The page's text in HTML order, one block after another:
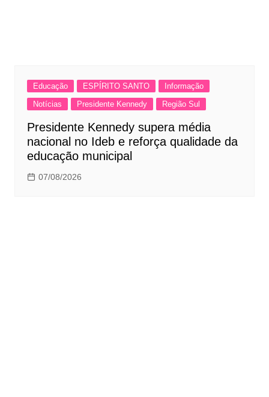
Educação ESPÍRITO SANTO
Informação
Notícias
Presidente Kennedy Região Sul
Presidente Kennedy supera média
nacional no Ideb e reforça qualidade da
educação municipal
07/08/2026